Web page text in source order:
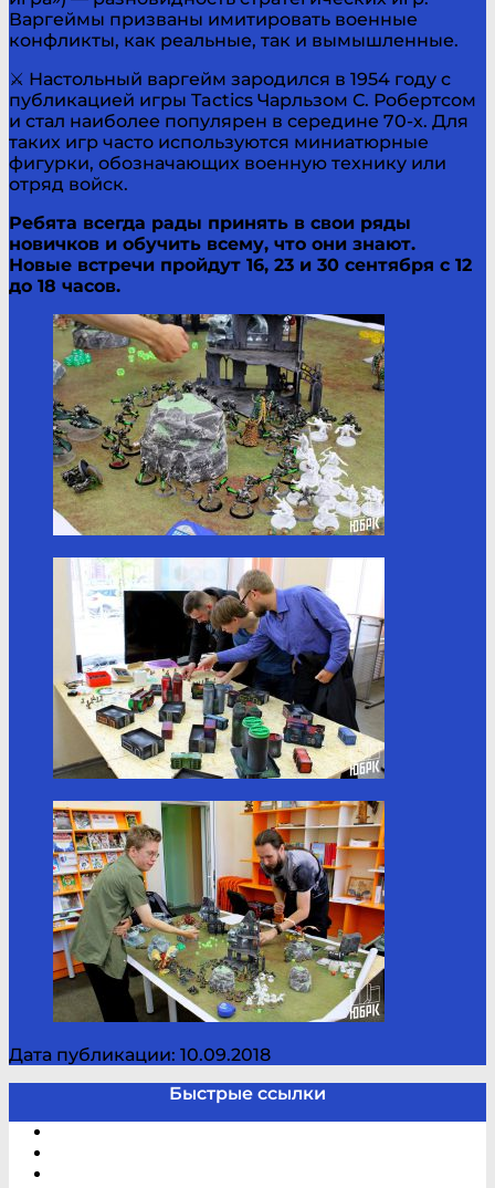
Варгеймы призваны имитировать военные
конфликты, как реальные, так и вымышленные.
⚔ Настольный варгейм зародился в 1954 году с
публикацией игры Tactics Чарльзом С. Робертсом
и стал наиболее популярен в середине 70-х. Для
таких игр часто используются миниатюрные
фигурки, обозначающих военную технику или
отряд войск.
Ребята всегда рады принять в свои ряды
новичков и обучить всему, что они знают.
Новые встречи пройдут 16, 23 и 30 сентября с 12
до 18 часов.
Дата публикации: 10.09.2018
Быстрые ссылки